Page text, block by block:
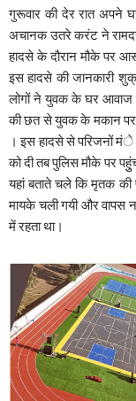
गुरूवार की देर रात अपने घर
अचानक उतरे करंट ने
हादसे के दौरान मौके पर
इस हादसे की जानकारी
लोगों ने युवक के घर आवाज
की छत से युवक के मकान पर
। इस हादसे से परिजनों मंे
को दी तब पुलिस मौके पर
यहां बताते चले कि मृतक की
मायके चली गयी और वापस
में रहता था।